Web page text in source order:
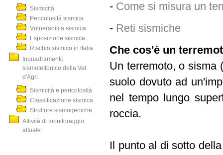
Sismicità
Pericolosità sismica
Vulnerabilità sismica
Esposizione sismica
Rischio sismico in Italia
Inquadramento
sismotettonico della Val
d'Agri
Sismicità e pericolosità
Classificazione sismica
Strutture sismogeniche
Attività di monitoraggio
attuale
- Come si misura un
- Reti sismiche
Che cos'è un
Un terremoto, o sisma
suolo dovuto ad
nel tempo lungo
roccia.
Il punto al di sotto